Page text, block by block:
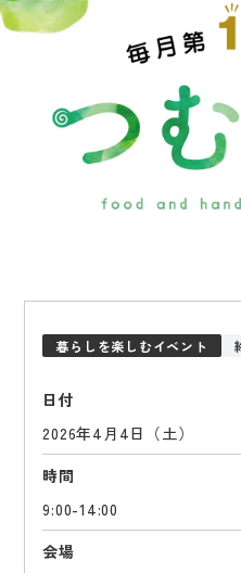
暮らしを楽しむイベント
日付
2026年4月4日（土）
時間
9:00-14:00
会場